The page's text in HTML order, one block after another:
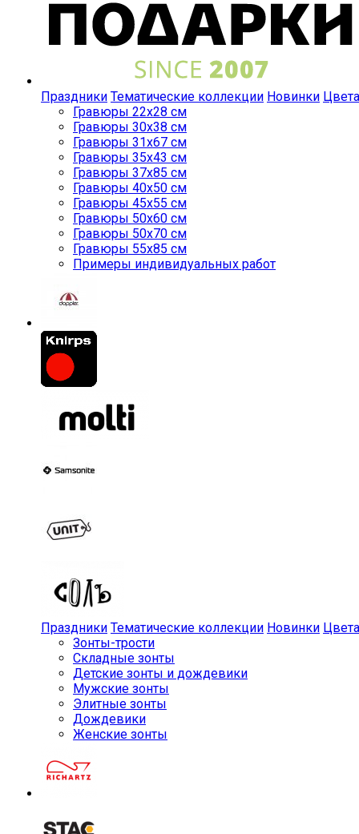
Праздники Тематические коллекции Новинки Цвета
Гравюры 22x28 см
Гравюры 30x38 см
Гравюры 31x67 см
Гравюры 35x43 см
Гравюры 37x85 см
Гравюры 40x50 см
Гравюры 45x55 см
Гравюры 50x60 см
Гравюры 50x70 см
Гравюры 55x85 см
Примеры индивидуальных работ
Праздники Тематические коллекции Новинки Цвета
Зонты-трости
Складные зонты
Детские зонты и дождевики
Мужские зонты
Элитные зонты
Дождевики
Женские зонты